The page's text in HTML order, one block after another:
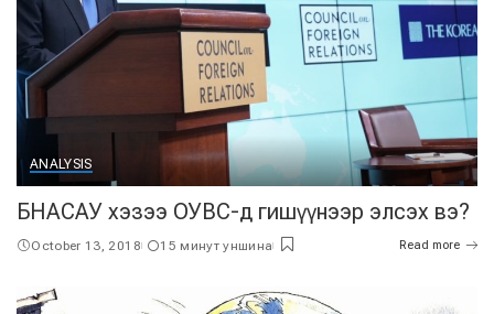
ANALYSIS
БНАСАУ хэзээ ОУВС-д гишүүнээр элсэх вэ?
October 13, 2018 15 минут уншина Read more